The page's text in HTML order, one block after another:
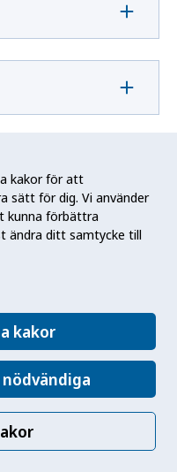
kakor för att
sätt för dig. Vi använder
kunna förbättra
ändra ditt samtycke till
kakor